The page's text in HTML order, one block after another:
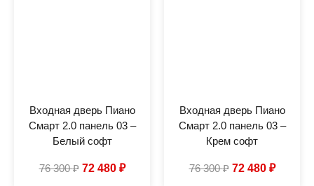
Входная дверь Пиано
Смарт 2.0 панель 03 –
Белый софт
76 300₽ 72 480 ₽
Входная дверь Пиано
Смарт 2.0 панель 03 –
Крем софт
76 300₽ 72 480 ₽